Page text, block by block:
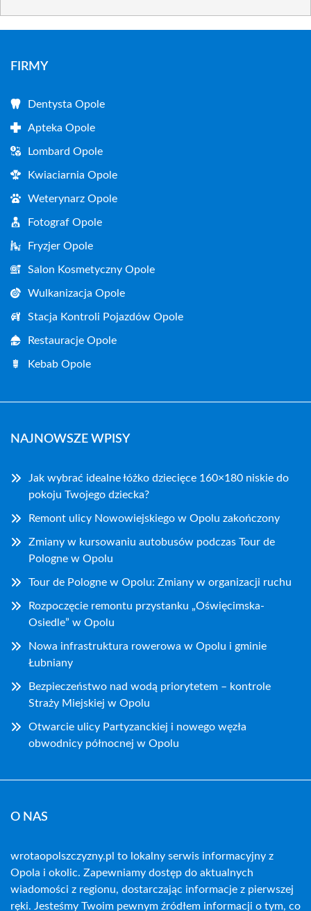
FIRMY
Dentysta Opole
Apteka Opole
Lombard Opole
Kwiaciarnia Opole
Weterynarz Opole
Fotograf Opole
Fryzjer Opole
Salon Kosmetyczny Opole
Wulkanizacja Opole
Stacja Kontroli Pojazdów Opole
Restauracje Opole
Kebab Opole
NAJNOWSZE WPISY
Jak wybrać idealne łóżko dziecięce 160×180 niskie do
pokoju Twojego dziecka?
Remont ulicy Nowowiejskiego w Opolu zakończony
Zmiany w kursowaniu autobusów podczas Tour de
Pologne w Opolu
Tour de Pologne w Opolu: Zmiany w organizacji ruchu
Rozpoczęcie remontu przystanku „Oświęcimska-
Osiedle” w Opolu
Nowa infrastruktura rowerowa w Opolu i gminie
Łubniany
Bezpieczeństwo nad wodą priorytetem – kontrole
Straży Miejskiej w Opolu
Otwarcie ulicy Partyzanckiej i nowego węzła
obwodnicy północnej w Opolu
O NAS
wrotaopolszczyzny.pl to lokalny serwis informacyjny z
Opola i okolic. Zapewniamy dostęp do aktualnych
wiadomości z regionu, dostarczając informacje z pierwszej
ręki. Jesteśmy Twoim pewnym źródłem informacji o tym, co